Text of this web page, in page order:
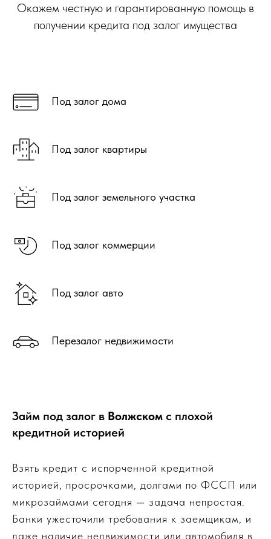
Окажем честную и гарантированную помощь в
получении кредита под залог имущества
Под залог дома
Под залог квартиры
Под залог земельного участка
Под залог коммерции
Под залог авто
Перезалог недвижимости
Займ под залог в Волжском с плохой
кредитной историей
Взять кредит с испорченной кредитной
историей, просрочками, долгами по ФССП или
микрозаймами сегодня — задача непростая.
Банки ужесточили требования к заемщикам, и
даже наличие недвижимости или автомобиля в